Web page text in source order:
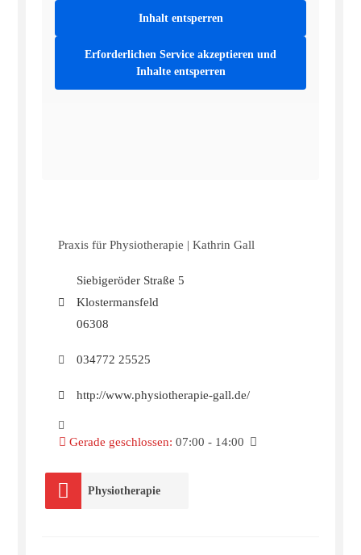
Inhalt entsperren
Erforderlichen Service akzeptieren und
Inhalte entsperren
Praxis für Physiotherapie | Kathrin Gall
Siebigeröder Straße 5
Klostermansfeld
06308
034772 25525
http://www.physiotherapie-gall.de/
Gerade geschlossen: 07:00 - 14:00
Physiotherapie